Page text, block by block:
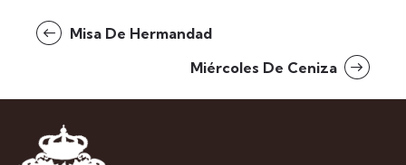
Misa De Hermandad
Miércoles De Ceniza